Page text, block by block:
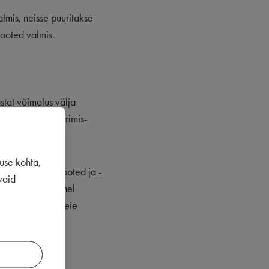
kohta,
neisse puuritakse
valmis.
võimalus välja
tervikplaneerimis-
uudistooted ja -
aastas, vahel
oma kööki. Meie
kaupluse